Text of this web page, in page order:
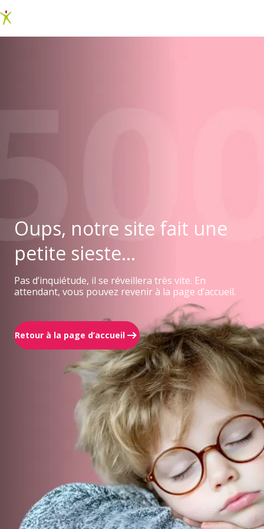
Oups, notre site fait une
petite sieste...
Pas d’inquiétude, il se réveillera très vite. En
attendant, vous pouvez revenir à la page d’accueil.
Retour à la page d’accueil